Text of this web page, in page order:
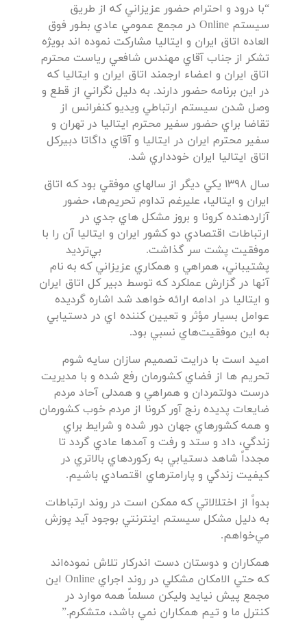
“با درود و احترام حضور عزيزاني كه از طريق
سيستم Online در مجمع عمومي عادي بطور فوق
العاده اتاق ايران و ايتاليا مشاركت نموده اند بويژه
تشكر از جناب آقاي مهندس شافعي رياست محترم
اتاق ايران و اعضاء ارجمند اتاق ايران و ايتاليا كه
در اين برنامه حضور دارند. به دليل نگراني از قطع و
وصل شدن سيستم ارتباطي ويديو كنفرانس از
تقاضا براي حضور سفير محترم ايتاليا در تهران و
سفير محترم ايران در ايتاليا و آقاي داگاتا دبيركل
اتاق ايتاليا ايران خودداري شد.
سال 1398 يكي ديگر از سالهاي موفقي بود كه اتاق
ايران و ايتاليا، عليرغم تداوم تحريم‌ها، حضور
آزاردهنده كرونا و بروز مشكل هاي جدي در
ارتباطات اقتصادي دو كشور ايران و ايتاليا آن را با
موفقيت پشت سر گذاشت. بي‌ترديد
پشتيباني، همراهي و همكاري عزيزاني كه به نام
آنها در گزارش عملكرد كه توسط دبير كل اتاق ايران
و ايتاليا در ادامه ارائه خواهد شد اشاره گرديده
عوامل بسيار مؤثر و تعيين كننده اي در دستيابي
به اين موفقيت‌هاي نسبي بود.
اميد است با درايت تصميم سازان سايه شوم
تحريم ها از فضاي كشورمان رفع شده و با مديريت
درست دولتمردان و همراهي و همدلی آحاد مردم
ضايعات پديده رنج آور كرونا از مردم خوب كشورمان
و همه كشورهاي جهان دور شده و شرايط براي
زندگي، داد و ستد و رفت و آمدها عادي گردد تا
مجدداً شاهد دستيابي به ركوردهاي بالاتري در
كيفيت زندگي و پارامترهاي اقتصادي باشيم.
بدواً از اختلالاتي كه ممكن است در روند ارتباطات
به دليل مشكل سيستم اينترنتي بوجود آيد پوزش
مي‌خواهم.
همكاران و دوستان دست اندركار تلاش نموده‌اند
كه حتي الامكان مشكلي در روند اجراي Online اين
مجمع پيش نيايد وليكن مسلماً همه موارد در
كنترل ما و تيم همكاران نمي باشد، متشکرم.”